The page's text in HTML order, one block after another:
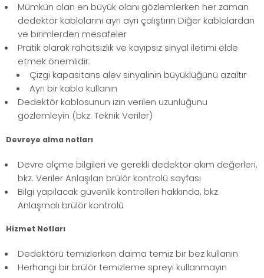
Mümkün olan en büyük olanı gözlemlerken her zaman
dedektör kablolarını ayrı ayrı çalıştırın Diğer kablolardan
ve birimlerden mesafeler
Pratik olarak rahatsızlık ve kayıpsız sinyal iletimi elde
etmek önemlidir:
Çizgi kapasitans alev sinyalinin büyüklüğünü azaltır
Ayrı bir kablo kullanın
Dedektör kablosunun izin verilen uzunluğunu
gözlemleyin (bkz. Teknik Veriler)
Devreye alma notları
Devre ölçme bilgileri ve gerekli dedektör akım değerleri,
bkz. Veriler Anlaşılan brülör kontrolü sayfası
Bilgi yapılacak güvenlik kontrolleri hakkında, bkz.
Anlaşmalı brülör kontrolü
Hizmet Notları
Dedektörü temizlerken daima temiz bir bez kullanın
Herhangi bir brülör temizleme spreyi kullanmayın